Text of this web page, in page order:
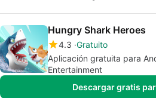
Hungry Shark Heroes
4.3 Gratuito
Aplicación gratuita para
Entertainment
Descargar gratis